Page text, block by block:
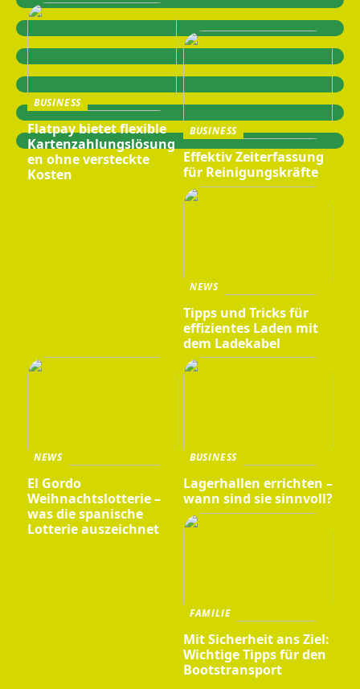
BUSINESS
Flatpay bietet flexible
Kartenzahlungslösung
en ohne versteckte
Kosten
BUSINESS
Effektiv Zeiterfassung
für Reinigungskräfte
NEWS
Tipps und Tricks für
effizientes Laden mit
dem Ladekabel
NEWS
El Gordo
Weihnachtslotterie –
was die spanische
Lotterie auszeichnet
BUSINESS
Lagerhallen errichten –
wann sind sie sinnvoll?
FAMILIE
Mit Sicherheit ans Ziel:
Wichtige Tipps für den
Bootstransport